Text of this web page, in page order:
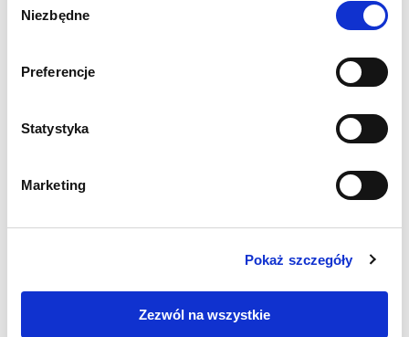
zgody
Niezbędne
Preferencje
Statystyka
Marketing
Pokaż szczegóły
Zezwól na wszystkie
Adres e-mail
Zgadzam się na przetwarzanie moich danych
Międzynarodowej z siedzibą w Warszawie w celu
otrzymywania drogą elektroniczną (e-mail) newslettera